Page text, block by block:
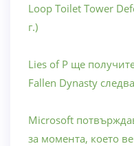
Loop Toilet Tower
г.)
Lies of P ще
Fallen Dynasty
Microsoft
за момента, което